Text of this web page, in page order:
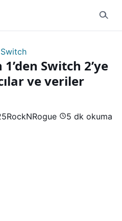
Switch
Switch 2’ye
ve veriler
RockNRogue
5 dk okuma